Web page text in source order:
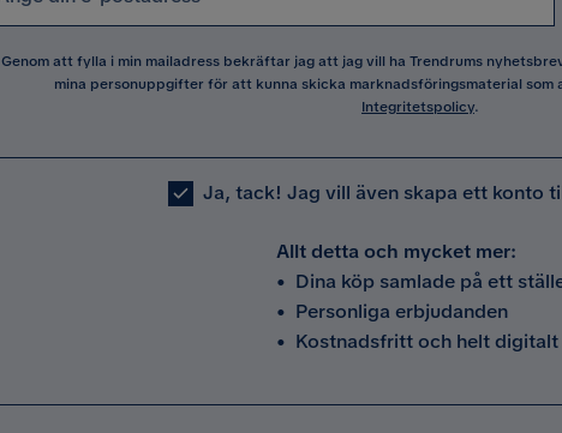
Genom att fylla i min mailadress bekräftar jag att jag vill ha Trendrums
mina personuppgifter för att kunna skicka marknadsföringsmaterial som
Integritetspolicy.
Ja, tack! Jag vill även skapa ett konto
Allt detta och mycket mer:
• Dina köp samlade på ett
• Personliga erbjudanden
• Kostnadsfritt och helt digitalt